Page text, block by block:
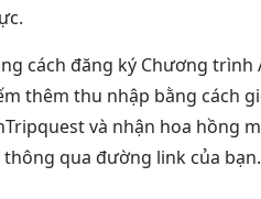
cách đăng ký Chương trình
thêm thu nhập bằng cách
và nhận hoa hồng
thông qua đường link của bạn.